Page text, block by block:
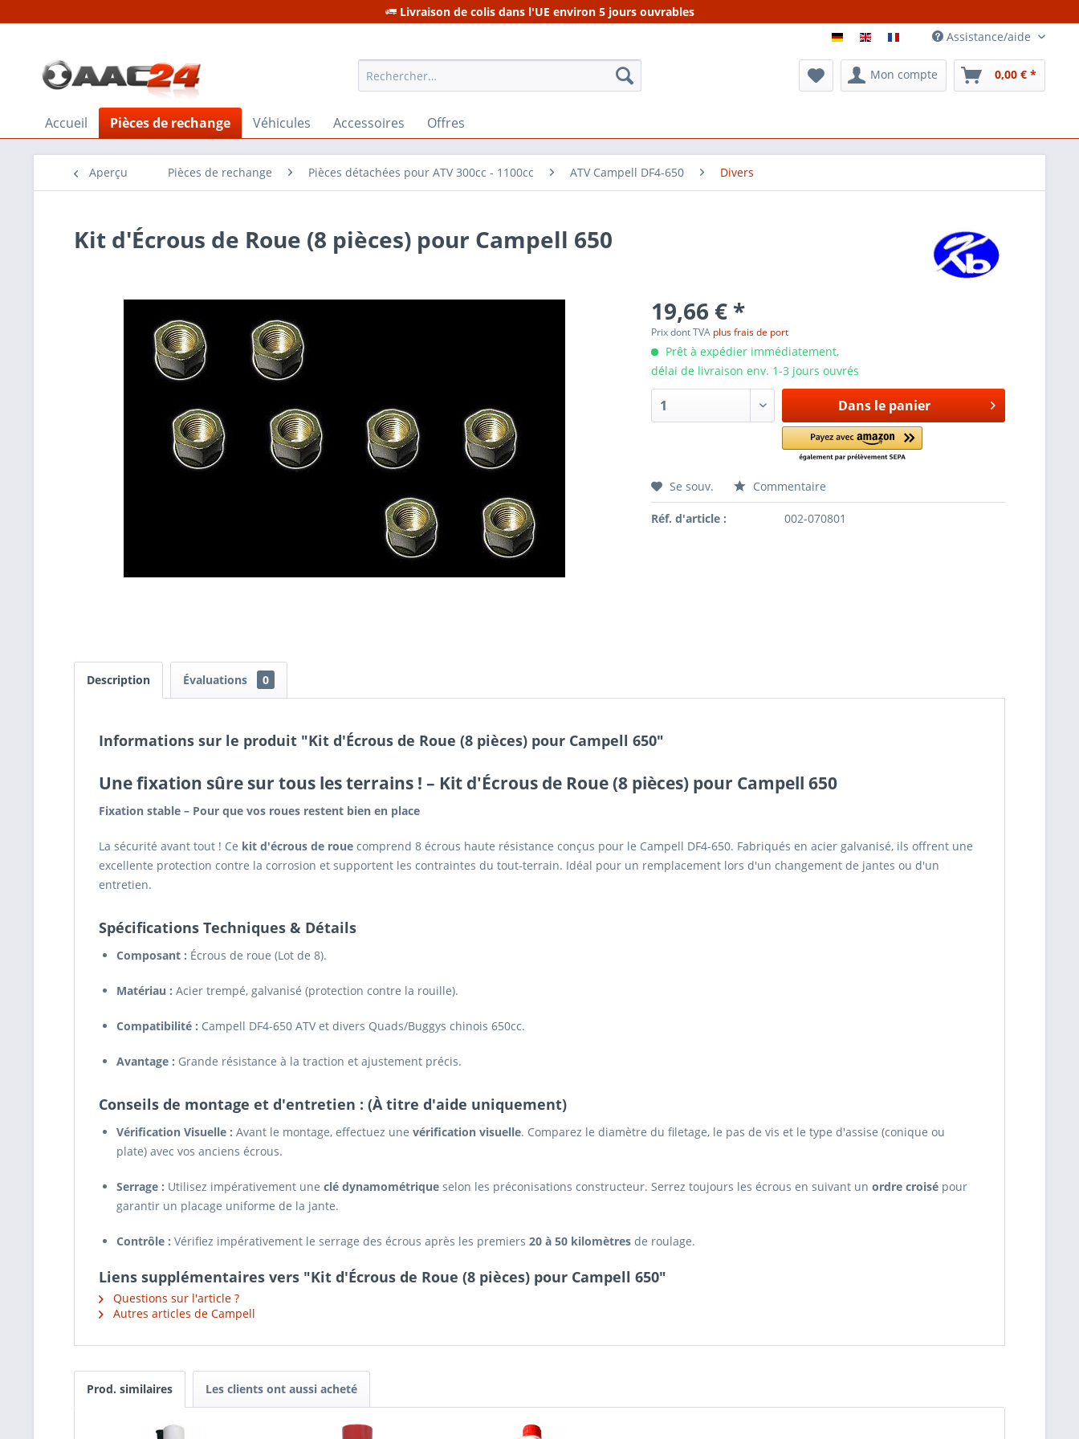
Livraison de colis dans l'UE environ 5 jours ouvrables
Assistance/aide
Mon compte 0,00 € *
Accueil Pièces de rechange Véhicules Accessoires Offres
Aperçu Pièces de rechange Pièces détachées pour ATV 300cc - 1100cc ATV Campell DF4-650 Divers
Kit d'Écrous de Roue (8 pièces) pour Campell 650
19,66 € *
Prix dont TVA plus frais de port
Prêt à expédier immédiatement,
délai de livraison env. 1-3 jours ouvrés
Dans le panier
Se souv. Commentaire
Réf. d'article : 002-070801
Description Évaluations 0
Informations sur le produit "Kit d'Écrous de Roue (8 pièces) pour Campell 650"
Une fixation sûre sur tous les terrains ! – Kit d'Écrous de Roue (8 pièces) pour Campell 650
Fixation stable – Pour que vos roues restent bien en place
La sécurité avant tout ! Ce kit d'écrous de roue comprend 8 écrous haute résistance conçus pour le Campell DF4-650. Fabriqués en acier galvanisé, ils offrent une
excellente protection contre la corrosion et supportent les contraintes du tout-terrain. Idéal pour un remplacement lors d'un changement de jantes ou d'un
entretien.
Spécifications Techniques & Détails
Composant : Écrous de roue (Lot de 8).
Matériau : Acier trempé, galvanisé (protection contre la rouille).
Compatibilité : Campell DF4-650 ATV et divers Quads/Buggys chinois 650cc.
Avantage : Grande résistance à la traction et ajustement précis.
Conseils de montage et d'entretien : (À titre d'aide uniquement)
Vérification Visuelle : Avant le montage, effectuez une vérification visuelle. Comparez le diamètre du filetage, le pas de vis et le type d'assise (conique ou
plate) avec vos anciens écrous.
Serrage : Utilisez impérativement une clé dynamométrique selon les préconisations constructeur. Serrez toujours les écrous en suivant un ordre croisé pour
garantir un placage uniforme de la jante.
Contrôle : Vérifiez impérativement le serrage des écrous après les premiers 20 à 50 kilomètres de roulage.
Liens supplémentaires vers "Kit d'Écrous de Roue (8 pièces) pour Campell 650"
Questions sur l'article ?
Autres articles de Campell
Prod. similaires Les clients ont aussi acheté